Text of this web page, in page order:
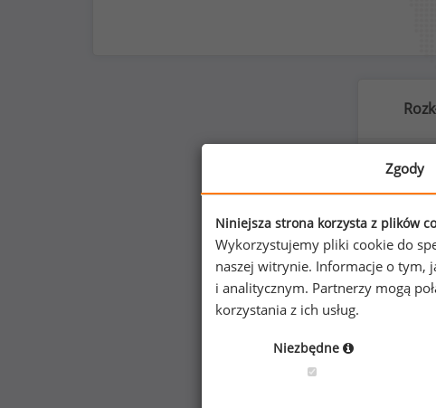
Zgody
Niniejsza strona korzysta z plików
Wykorzystujemy pliki cookie do
naszej witrynie. Informacje o tym,
i analitycznym. Partnerzy mogą
korzystania z ich usług.
Niezbędne